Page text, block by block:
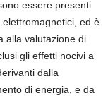
essere presenti
ed è
alla valutazione di
gli effetti nocivi a
dalla
di energia, e da